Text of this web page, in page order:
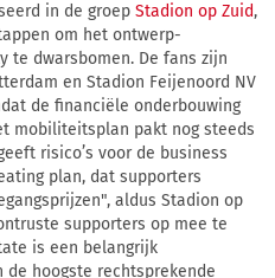
in de groep Stadion op Zuid,
om het ontwerp-
te dwarsbomen. De fans zijn
en Stadion Feijenoord NV
de financiële onderbouwing
mobiliteitsplan pakt nog steeds
risico’s voor de business
plan, dat supporters
aldus Stadion op
supporters op mee te
is een belangrijk
de hoogste rechtsprekende